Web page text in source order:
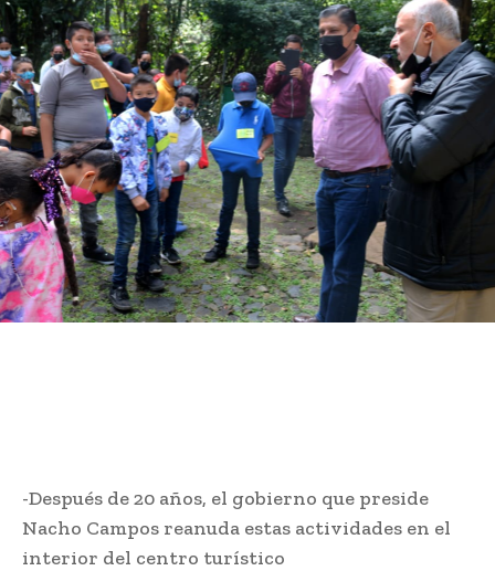
-Después de 20 años, el gobierno que preside
Nacho Campos reanuda estas actividades en el
interior del centro turístico